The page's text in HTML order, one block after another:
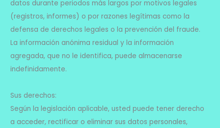
datos durante periodos más largos por motivos legales
(registros, informes) o por razones legítimas como la
defensa de derechos legales o la prevención del fraude.
La información anónima residual y la información
agregada, que no le identifica, puede almacenarse
indefinidamente.
Sus derechos:
Según la legislación aplicable, usted puede tener derecho
a acceder, rectificar o eliminar sus datos personales,